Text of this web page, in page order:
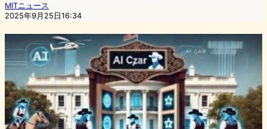
MITニュース
2025年9月25日16:34